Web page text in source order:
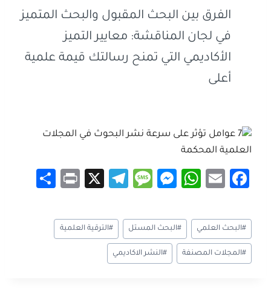
الفرق بين البحث المقبول والبحث المتميز
في لجان المناقشة: معايير التميز
الأكاديمي التي تمنح رسالتك قيمة علمية
أعلى
Fa
b
o
ok
E
ail
W
at
sA
M
se
n
g
M
sa
g
e
Te
gr
a
X
Pr
t
وسوم
المقال:
#البحث العلمي #البحث المستل #الترقية العلمية
#المجلات المصنفة #النشر الاكاديمي